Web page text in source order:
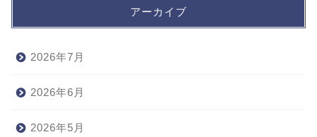
アーカイブ
2026年7月
2026年6月
2026年5月